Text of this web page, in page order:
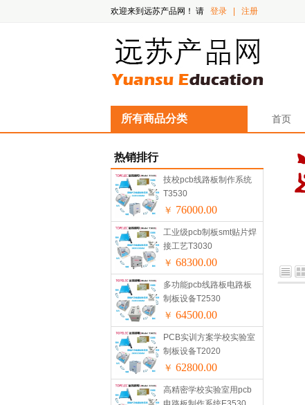
欢迎来到远苏产品网！ 请 登录 注册
所有商品分类 首页
热销排行
技校pcb线路板制作系统
T3530
￥ 76000.00
工业级pcb制板smt贴片焊
接工艺T3030
￥ 68300.00
多功能pcb线路板电路板
制板设备T2530
￥ 64500.00
PCB实训方案学校实验室
制板设备T2020
￥ 62800.00
高精密学校实验室用pcb